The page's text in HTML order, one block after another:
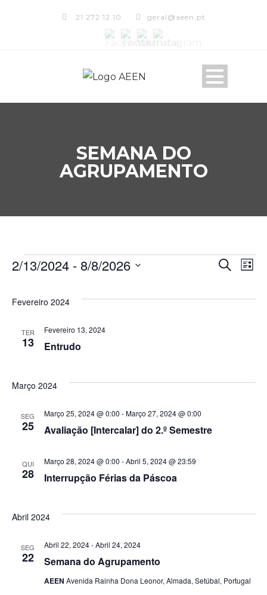
21 272 12 10 geral@aeen.pt
SEMANA DO
AGRUPAMENTO
Eventos
e
Pesquisar
Lista
2/13/2024 - 8/8/2026
a
Fevereiro 2024
TER
13 Entrudo
Fevereiro 13, 2024
Março 2024
SEG
25 Avaliação [Intercalar] do 2.º Semestre
Março 25, 2024 @ 0:00 -Março 27, 2024 @ 0:00
QUI
28 Interrupção Férias da Páscoa
Março 28, 2024 @ 0:00 -Abril 5, 2024 @ 23:59
Abril 2024
SEG
22 Semana do Agrupamento
Abril 22, 2024-Abril 24, 2024
AEEN Avenida Rainha Dona Leonor, Almada, Setúbal, Portugal